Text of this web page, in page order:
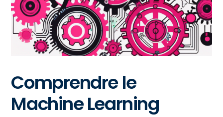
Comprendre le
Machine Learning